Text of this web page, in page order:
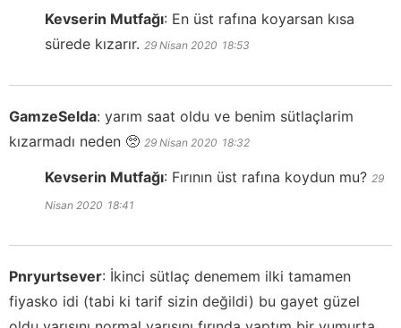
Kevserin Mutfağı: En üst rafına koyarsan kısa
sürede kızarır. 29 Nisan 2020 18:53
GamzeSelda: yarım saat oldu ve benim sütlaçlarim
kızarmadı neden 🥺 29 Nisan 2020 18:32
Kevserin Mutfağı: Fırının üst rafına koydun mu? 29
Nisan 2020 18:41
Pnryurtsever: İkinci sütlaç denemem ilki tamamen
fiyasko idi (tabi ki tarif sizin değildi) bu gayet güzel